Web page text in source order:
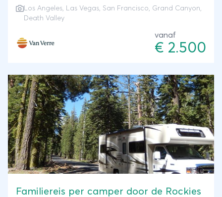
Vegas net als op tv en San Francisco met
bergpassen zie je onderweg. Je staat aan het
randje van de bekendste kloof ter wereld: de Grand
maan bent; en warm dat het is! Terug in Nederland
blijf je vertellen over al je avonturen!
Los Angeles, Las Vegas, San Francisco, Grand Canyon,
Death Valley
vanaf
€ 2.500
Familiereis per camper door de Rockies